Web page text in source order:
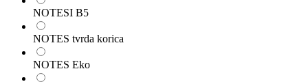
NOTESI B5
NOTES tvrda korica
NOTES Eko